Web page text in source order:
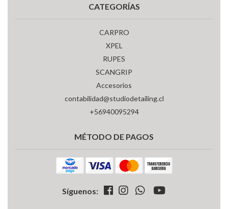
CATEGORÍAS
CARPRO
XPEL
RUPES
SCANGRIP
Accesorios
contabilidad@studiodetailing.cl
+56940095294
MÉTODO DE PAGOS
Síguenos: